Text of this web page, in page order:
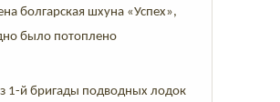
болгарская шхуна «Успех»,
было потоплено
1-й бригады подводных лодок